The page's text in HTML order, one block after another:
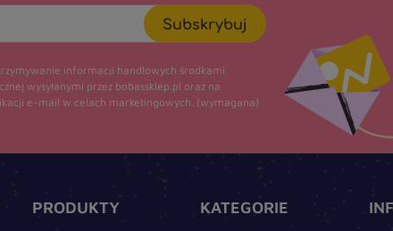
Subskrybuj
informacji handlowych środkami
wysyłanymi przez bobassklep.pl oraz na
e-mail w celach marketingowych. (wymagana)
PRODUKTY KATEGORIE